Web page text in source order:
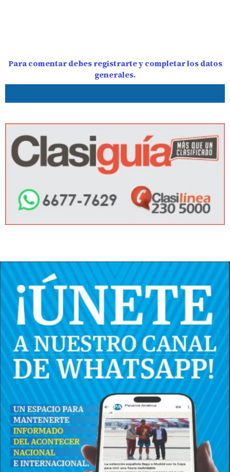
Para comentar debes registrarte y completar los datos
generales.